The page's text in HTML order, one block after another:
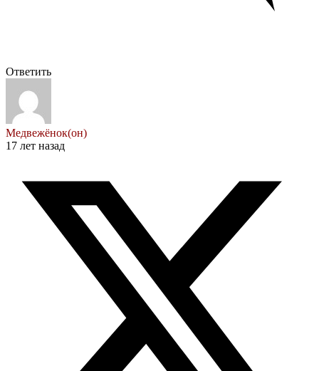
Ответить
Медвежёнок(он)
17 лет назад